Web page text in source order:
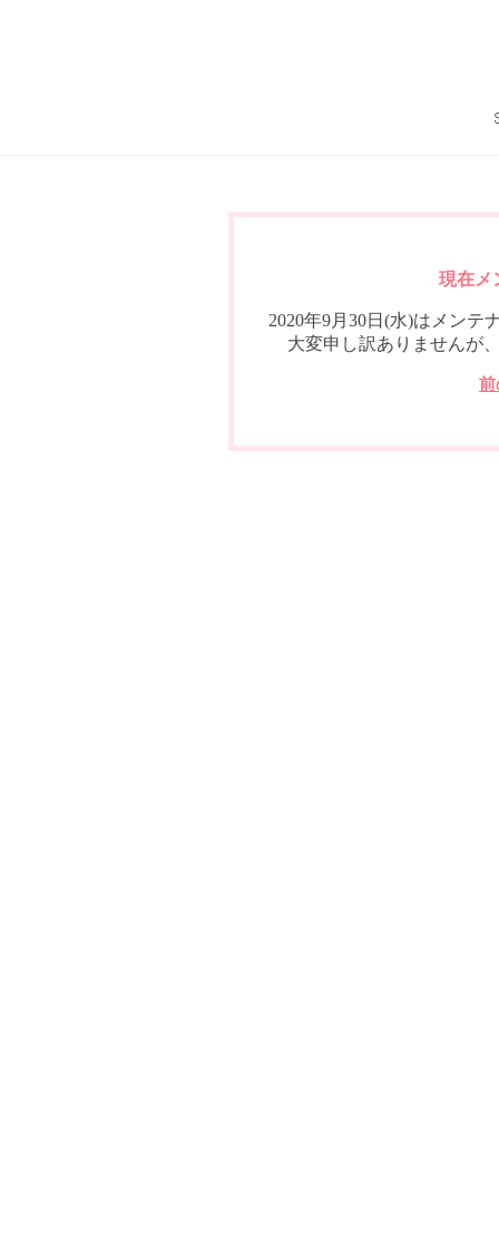
現在メ
2020年9月30日(水)はメンテ
大変申し訳ありませんが
前